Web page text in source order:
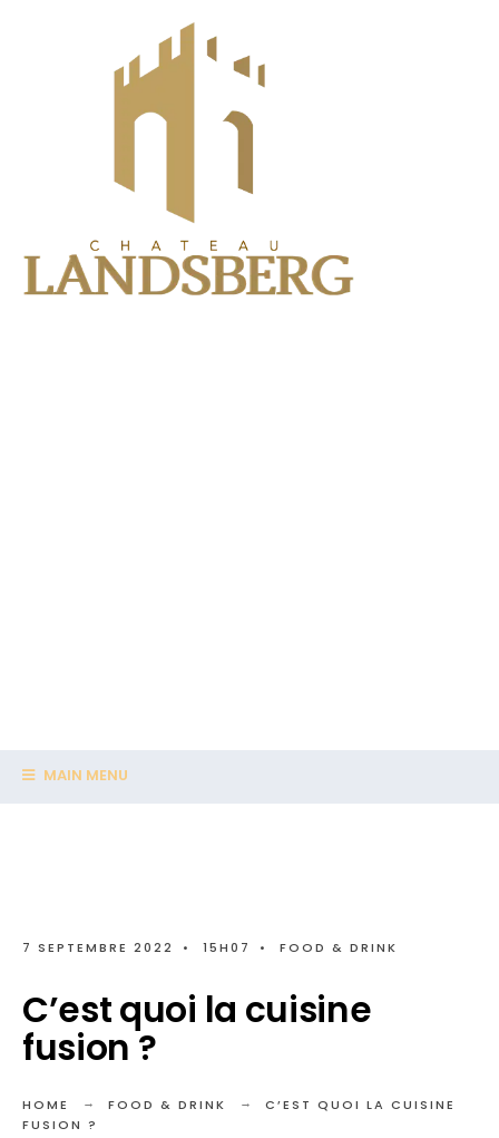
MAIN MENU
7 SEPTEMBRE 2022 • 15H07 • FOOD & DRINK
C’est quoi la cuisine
fusion ?
HOME FOOD & DRINK
C’EST QUOI LA CUISINE
FUSION ?